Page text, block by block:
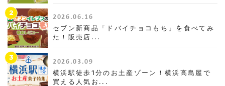
2 2026.06.16
セブン新商品「ドバイチョコもち」を食べてみ
た！販売店...
3 2026.03.09
横浜駅徒歩1分のお土産ゾーン！横浜高島屋で
買える人気お...